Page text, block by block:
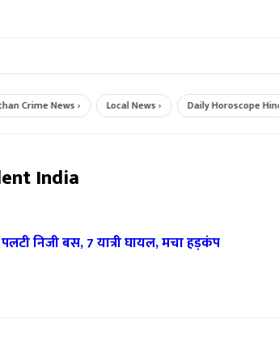
News › Local News › Daily Horoscope Hindi ›
India
निजी बस, 7 यात्री घायल, मचा हड़कंप